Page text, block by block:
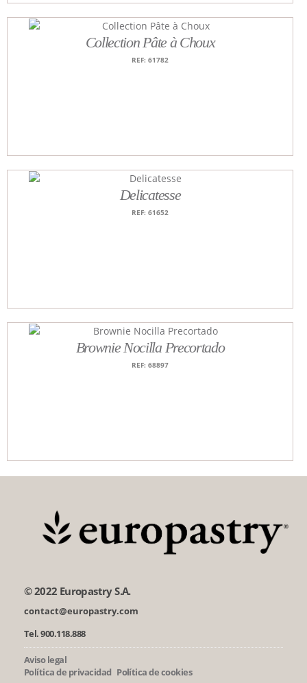
Collection Pâte à Choux
REF: 61782
Delicatesse
REF: 61652
Brownie Nocilla Precortado
REF: 68897
© 2022 Europastry S.A.
contact@europastry.com
Tel. 900.118.888
Aviso legal
Política de privacidad Política de cookies